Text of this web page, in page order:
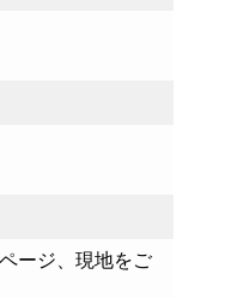
ージ、現地をご